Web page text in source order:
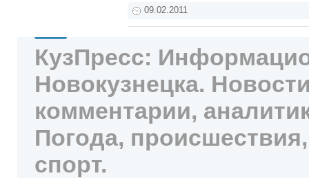
09.02.2011
КузПресс:
Новокузнецка.
комментарии,
Погода,
спорт.